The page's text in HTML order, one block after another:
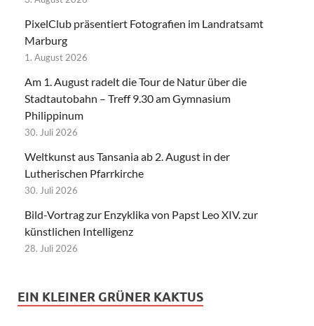
PixelClub präsentiert Fotografien im Landratsamt
Marburg
1. August 2026
Am 1. August radelt die Tour de Natur über die
Stadtautobahn – Treff 9.30 am Gymnasium
Philippinum
30. Juli 2026
Weltkunst aus Tansania ab 2. August in der
Lutherischen Pfarrkirche
30. Juli 2026
Bild-Vortrag zur Enzyklika von Papst Leo XIV. zur
künstlichen Intelligenz
28. Juli 2026
EIN KLEINER GRÜNER KAKTUS